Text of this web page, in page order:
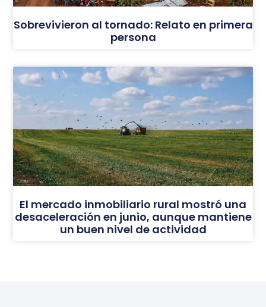
Sobrevivieron al tornado: Relato en primera
persona
El mercado inmobiliario rural mostró una
desaceleración en junio, aunque mantiene
un buen nivel de actividad